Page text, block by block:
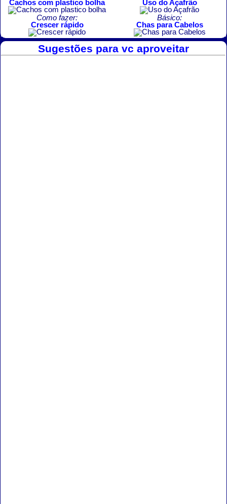
Cachos com plastico bolha
Uso do Açafrão
Como fazer:
Crescer rápido
Básico:
Chas para Cabelos
Sugestões para vc aproveitar